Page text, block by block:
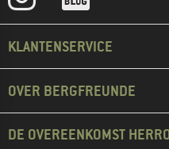
KLANTENSERVICE
OVER BERGFREUNDE
DE OVEREENKOMST